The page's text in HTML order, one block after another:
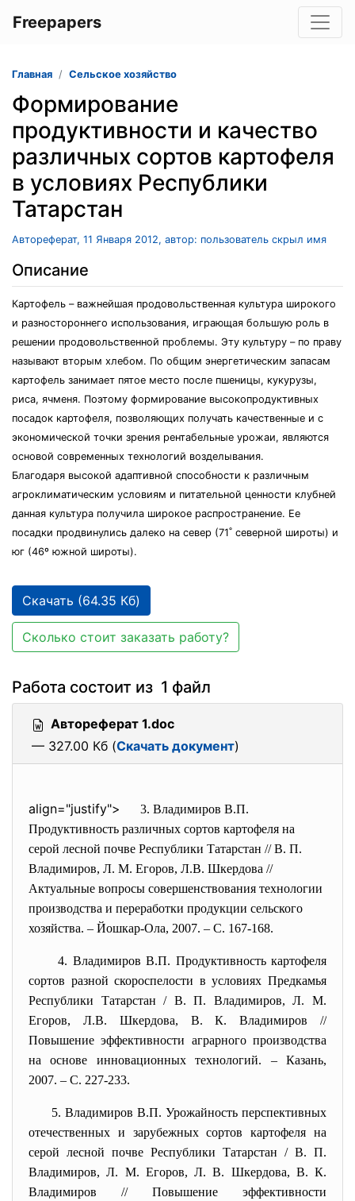
Freepapers
Главная Сельское хозяйство
Формирование
продуктивности и качество
различных сортов картофеля
в условиях Республики
Татарстан
Автореферат, 11 Января 2012, автор: пользователь скрыл имя
Описание
Картофель – важнейшая продовольственная культура широкого
и разностороннего использования, играющая большую роль в
решении продовольственной проблемы. Эту культуру – по праву
называют вторым хлебом. По общим энергетическим запасам
картофель занимает пятое место после пшеницы, кукурузы,
риса, ячменя. Поэтому формирование высокопродуктивных
посадок картофеля, позволяющих получать качественные и с
экономической точки зрения рентабельные урожаи, являются
основой современных технологий возделывания.
Благодаря высокой адаптивной способности к различным
агроклиматическим условиям и питательной ценности клубней
данная культура получила широкое распространение. Ее
посадки продвинулись далеко на север (71˚ северной широты) и
юг (46º южной широты).
Скачать (64.35 Кб)
Сколько стоит заказать работу?
Работа состоит из 1 файл
Автореферат 1.doc
— 327.00 Кб (Скачать документ)
align="justify"> 3. Владимиров В.П.
Продуктивность различных сортов картофеля на
серой лесной почве Республики Татарстан // В. П.
Владимиров, Л. М. Егоров, Л.В. Шкердова //
Актуальные вопросы совершенствования технологии
производства и переработки продукции сельского
хозяйства. – Йошкар-Ола, 2007. – С. 167-168.
4. Владимиров В.П. Продуктивность картофеля
сортов разной скороспелости в условиях Предкамья
Республики Татарстан / В. П. Владимиров, Л. М.
Егоров, Л.В. Шкердова, В. К. Владимиров //
Повышение эффективности аграрного производства
на основе инновационных технологий. – Казань,
2007. – С. 227-233.
5. Владимиров В.П. Урожайность перспективных
отечественных и зарубежных сортов картофеля на
серой лесной почве Республики Татарстан / В. П.
Владимиров, Л. М. Егоров, Л. В. Шкердова, В. К.
Владимиров // Повышение эффективности